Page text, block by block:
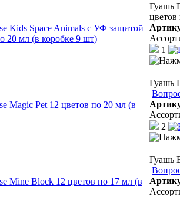
Гуашь
1
Гуашь
2
Гуашь